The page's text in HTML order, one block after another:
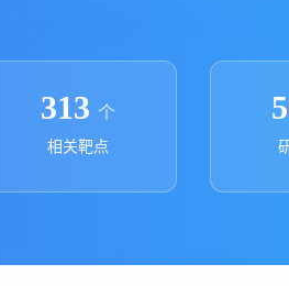
上市医药企业年报
临床进展
313 个
相关靶点